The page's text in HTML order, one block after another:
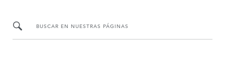
BUSCAR EN NUESTRAS PÁGINAS